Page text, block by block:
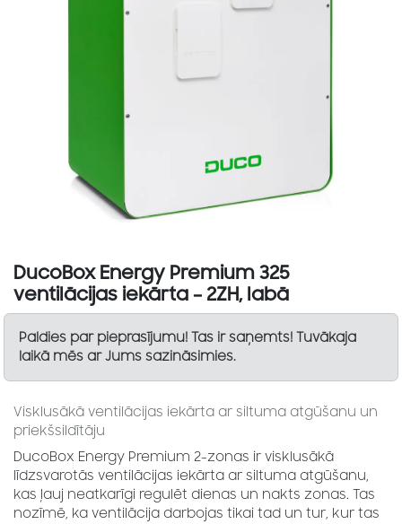
DucoBox Energy Premium 325
ventilācijas iekārta – 2ZH, labā
Paldies par pieprasījumu! Tas ir saņemts! Tuvākaja
laikā mēs ar Jums sazināsimies.
Visklusākā ventilācijas iekārta ar siltuma atgūšanu un
priekšsildītāju
DucoBox Energy Premium 2-zonas ir visklusākā
līdzsvarotās ventilācijas iekārta ar siltuma atgūšanu,
kas ļauj neatkarīgi regulēt dienas un nakts zonas. Tas
nozīmē, ka ventilācija darbojas tikai tad un tur, kur tas